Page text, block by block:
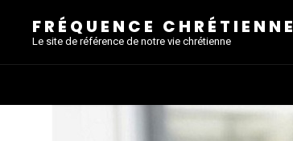
FRÉQUENCE CHRÉTIENNE
Le site de référence de notre vie chrétienne